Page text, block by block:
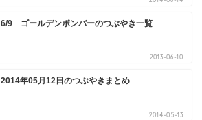
6/9 ゴールデンボンバーのつぶやき一覧
2013-06-10
2014年05月12日のつぶやきまとめ
2014-05-13